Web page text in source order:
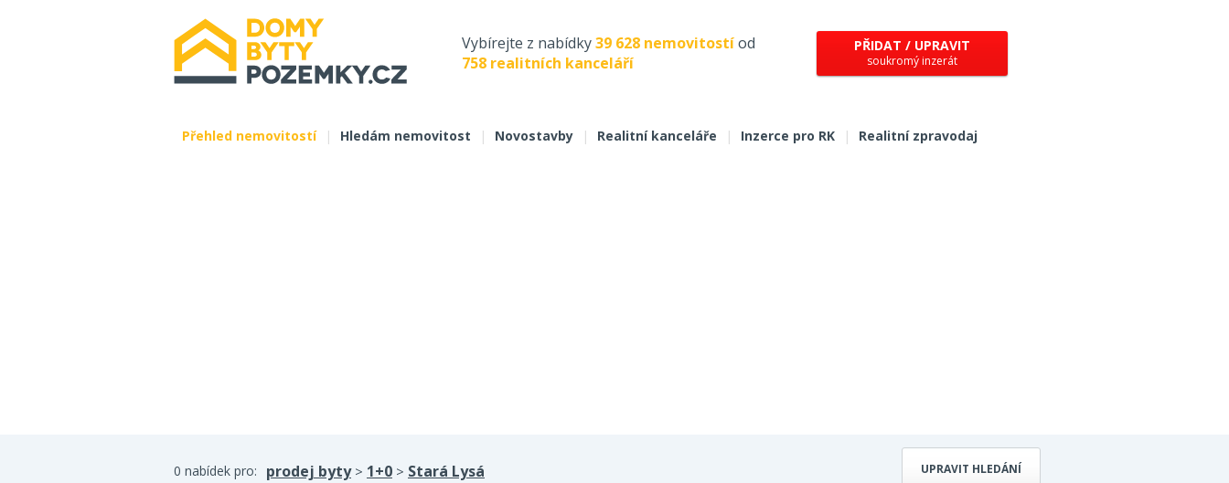
Vybírejte z nabídky39 628 nemovitostíod
758 realitních kanceláří
PŘIDAT / UPRAVIT
soukromý inzerát
Přehled nemovitostí | Hledám nemovitost | Novostavby | Realitní kanceláře | Inzerce pro RK | Realitní zpravodaj
UPRAVIT HLEDÁNÍ
0 nabídek pro: prodej byty> 1+0 > Stará Lysá